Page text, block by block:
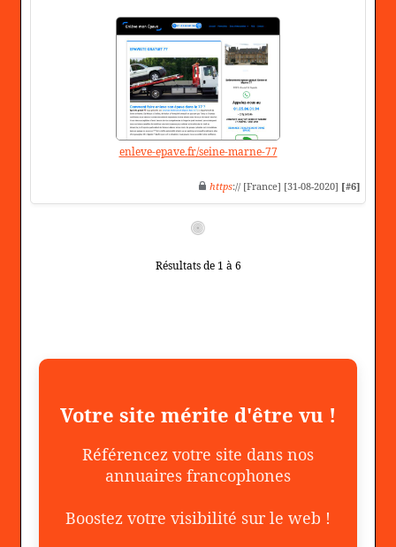
enleve-epave.fr/seine-marne-77
https:// [France] [31-08-2020] [#6]
Résultats de 1 à 6
Votre site mérite d'être vu !
Référencez votre site dans nos
annuaires francophones
Boostez votre visibilité sur le web !